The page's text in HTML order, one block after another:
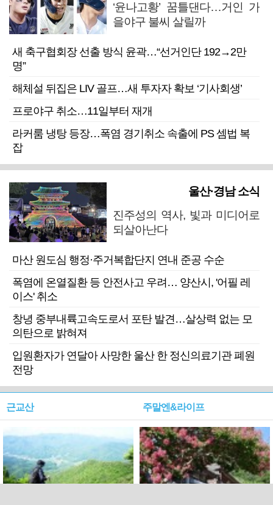
‘윤나고황’ 꿈틀댄다…거인 가
을야구 불씨 살릴까
새 축구협회장 선출 방식 윤곽…“선거인단 192→2만
명”
해체설 뒤집은 LIV 골프…새 투자자 확보 ‘기사회생’
프로야구 취소…11일부터 재개
라커룸 냉탕 등장…폭염 경기취소 속출에 PS 셈법 복
잡
울산·경남 소식
진주성의 역사, 빛과 미디어로
되살아난다
마산 원도심 행정·주거복합단지 연내 준공 수순
폭염에 온열질환 등 안전사고 우려… 양산시, '어필 레
이스' 취소
창녕 중부내륙고속도로서 포탄 발견…살상력 없는 모
의탄으로 밝혀져
입원환자가 연달아 사망한 울산 한 정신의료기관 폐원
전망
근교산 주말엔&라이프